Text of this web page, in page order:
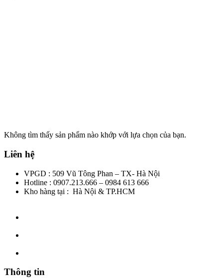
Không tìm thấy sản phẩm nào khớp với lựa chọn của bạn.
Liên hệ
VPGD : 509 Vũ Tông Phan – TX- Hà Nội
Hotline : 0907.213.666 – 0984 613 666
Kho hàng tại : Hà Nội & TP.HCM
Thông tin